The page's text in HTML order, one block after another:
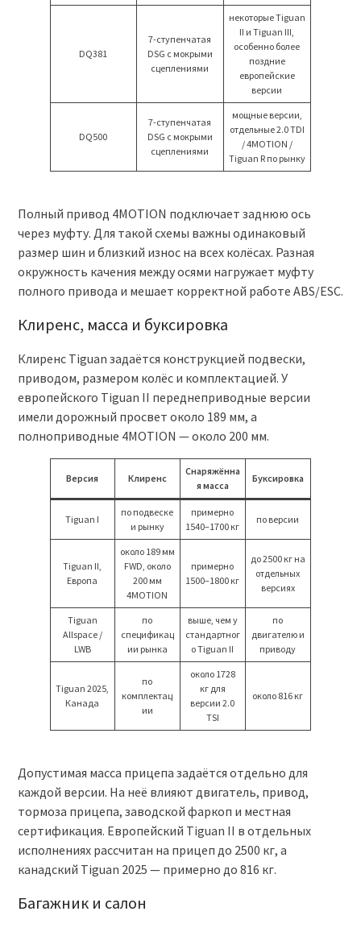
DQ381
7-ступенчатая
DSG с мокрыми
сцеплениями
некоторые Tiguan
II и Tiguan III,
особенно более
поздние
европейские
версии
DQ500
7-ступенчатая
DSG с мокрыми
сцеплениями
мощные версии,
отдельные 2.0 TDI
/ 4MOTION /
Tiguan R по рынку
Полный привод 4MOTION подключает заднюю ось
через муфту. Для такой схемы важны одинаковый
размер шин и близкий износ на всех колёсах. Разная
окружность качения между осями нагружает муфту
полного привода и мешает корректной работе ABS/ESC.
Клиренс, масса и буксировка
Клиренс Tiguan задаётся конструкцией подвески,
приводом, размером колёс и комплектацией. У
европейского Tiguan II переднеприводные версии
имели дорожный просвет около 189 мм, а
полноприводные 4MOTION — около 200 мм.
Версия Клиренс
Снаряжённа
я масса
Буксировка
Tiguan I
по подвеске
и рынку
примерно
1540–1700 кг
по версии
Tiguan II,
Европа
около 189 мм
FWD, около
200 мм
4MOTION
примерно
1500–1800 кг
до 2500 кг на
отдельных
версиях
Tiguan
Allspace /
LWB
по
спецификац
ии рынка
выше, чем у
стандартног
о Tiguan II
по
двигателю и
приводу
Tiguan 2025,
Канада
по
комплектац
ии
около 1728
кг для
версии 2.0
TSI
около 816 кг
Допустимая масса прицепа задаётся отдельно для
каждой версии. На неё влияют двигатель, привод,
тормоза прицепа, заводской фаркоп и местная
сертификация. Европейский Tiguan II в отдельных
исполнениях рассчитан на прицеп до 2500 кг, а
канадский Tiguan 2025 — примерно до 816 кг.
Багажник и салон